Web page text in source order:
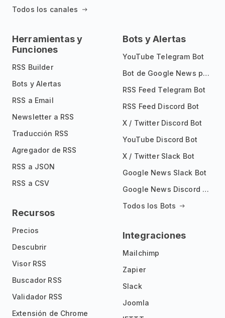
Todos los canales
Herramientas y
Funciones
RSS Builder
Bots y Alertas
RSS a Email
Newsletter a RSS
Traducción RSS
Agregador de RSS
RSS a JSON
RSS a CSV
Recursos
Precios
Descubrir
Visor RSS
Buscador RSS
Validador RSS
Extensión de Chrome
Bots y Alertas
YouTube Telegram Bot
Bot de Google News para Telegram
RSS Feed Telegram Bot
RSS Feed Discord Bot
X / Twitter Discord Bot
YouTube Discord Bot
X / Twitter Slack Bot
Google News Slack Bot
Google News Discord Bot
Todos los Bots
Integraciones
Mailchimp
Zapier
Slack
Joomla